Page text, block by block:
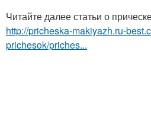
Читайте далее статьи о
http://pricheska-makiyazh.ru-
prichesok/priches...